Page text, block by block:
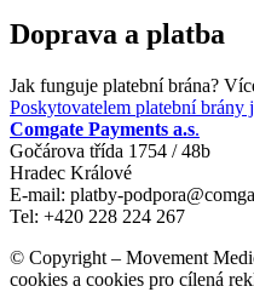
Doprava a platba
Jak funguje platební brána?
Poskytovatelem platební brány
Comgate Payments a.s.
Gočárova třída 1754 / 48b
Hradec Králové
E-mail: platby-
Tel: +420 228 224 267
© Copyright – Movement
cookies a cookies pro cílená